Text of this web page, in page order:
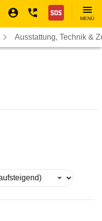
Nothilfe
MENÜ
Ausstattung, Technik &